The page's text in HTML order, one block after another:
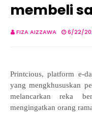
membeli
FIZA AIZZAWA 6/22/
Printcious, platform e-
yang mengkhususkan
melancarkan reka
mengingatkan orang